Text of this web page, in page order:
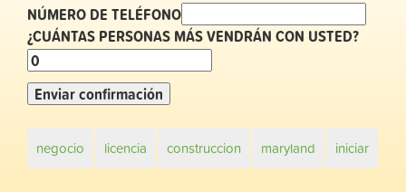
NÚMERO DE TELÉFONO
¿CUÁNTAS PERSONAS MÁS VENDRÁN CON USTED?
negocio licencia construccion maryland iniciar